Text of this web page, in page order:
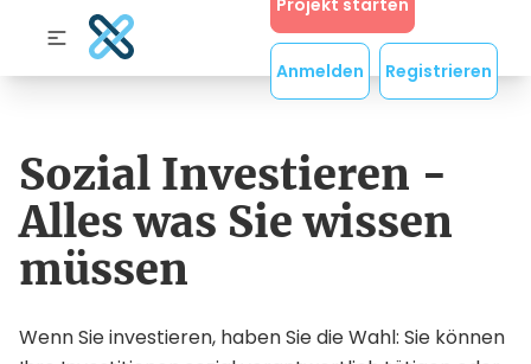
Projekt starten
Anmelden Registrieren
Sozial Investieren -
Alles was Sie wissen
müssen
Wenn Sie investieren, haben Sie die Wahl: Sie können